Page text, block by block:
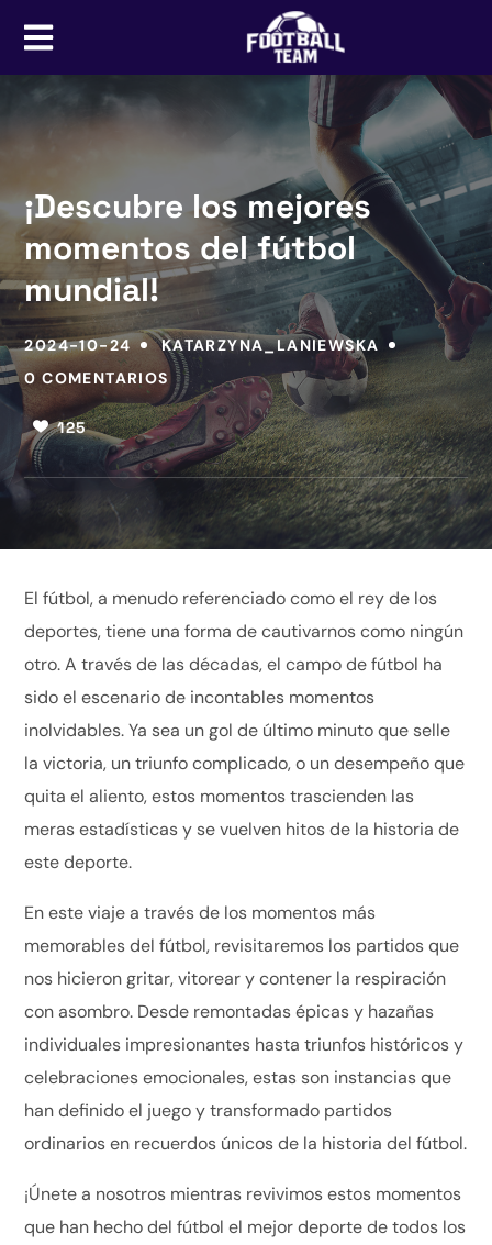
¡Descubre los mejores
momentos del fútbol
mundial!
2024-10-24
KATARZYNA_LANIEWSKA
0 COMENTARIOS
125
El fútbol, a menudo referenciado como el rey de los
deportes, tiene una forma de cautivarnos como ningún
otro. A través de las décadas, el campo de fútbol ha
sido el escenario de incontables momentos
inolvidables. Ya sea un gol de último minuto que selle
la victoria, un triunfo complicado, o un desempeño que
quita el aliento, estos momentos trascienden las
meras estadísticas y se vuelven hitos de la historia de
este deporte.
En este viaje a través de los momentos más
memorables del fútbol, revisitaremos los partidos que
nos hicieron gritar, vitorear y contener la respiración
con asombro. Desde remontadas épicas y hazañas
individuales impresionantes hasta triunfos históricos y
celebraciones emocionales, estas son instancias que
han definido el juego y transformado partidos
ordinarios en recuerdos únicos de la historia del fútbol.
¡Únete a nosotros mientras revivimos estos momentos
que han hecho del fútbol el mejor deporte de todos los